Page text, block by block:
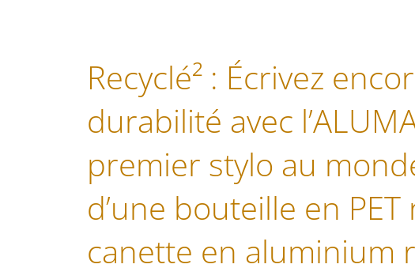
Recyclé² : Écrivez
durabilité avec
premier stylo au
d’une bouteille en PET
canette en aluminium